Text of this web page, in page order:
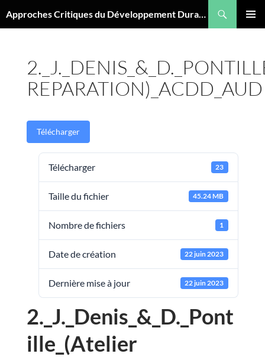
au
Approches Critiques du Développement Durable
Télécharger
Télécharger 23
Taille du fichier 45.24 MB
Nombre de fichiers 1
Date de création 22 juin 2023
Dernière mise à jour 22 juin 2023
2._J._Denis_&_D._Pont
ille_(Atelier